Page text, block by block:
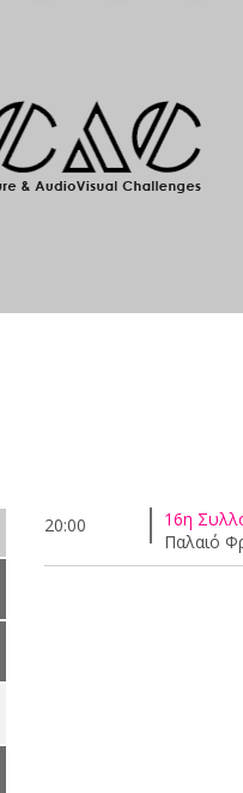
20:00
16η
Παλαιό